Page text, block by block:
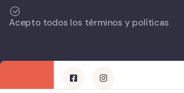
Acepto todos los términos y políticas